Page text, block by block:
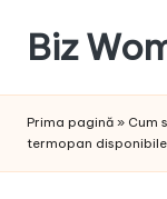
content
Biz
succesul
Prima pagină » Cum
termopan